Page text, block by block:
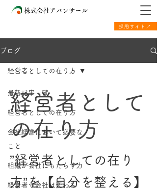
採用サイト↗
株式会社アバンサール
ブログ
最新記事一覧
経営者としての在り方
会社経営において必要な
こと
組織が会社にもたらす力
経営者で会社は変わる
経営者としての在り方
経営者として
の在り方
”経営者としての在り
方”を【自分を整える】